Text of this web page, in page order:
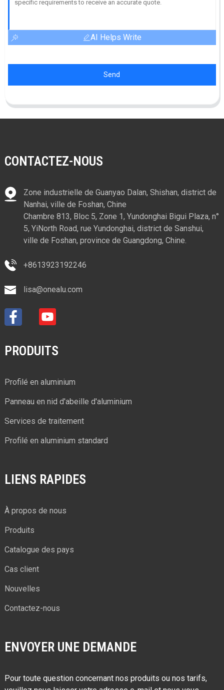
AI Helps Write
Send
CONTACTEZ-NOUS
Zone industrielle de Guanyao Dalan, Shishan, district de
Nanhai, ville de Foshan, Chine
Chambre 813, Bloc 5, Zone 1, Yundonghai Bigui Plaza, n°
5, YiNorth Road, rue Yundonghai, district de Sanshui,
ville de Foshan, province de Guangdong, Chine.
+8613923192246
lisa@onealu.com
PRODUITS
Profilé en aluminium
Panneau en nid d'abeille d'aluminium
Services de traitement
Profilé en aluminium standard
LIENS RAPIDES
À propos de nous
Produits
Catalogue des pays
Cas client
Nouvelles
Contactez-nous
ENVOYER UNE DEMANDE
Pour toute question concernant nos produits ou nos tarifs,